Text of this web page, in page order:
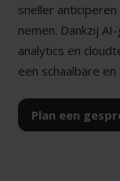
sneller
nemen. Dankzij
analytics en
een schaalbare
Plan een